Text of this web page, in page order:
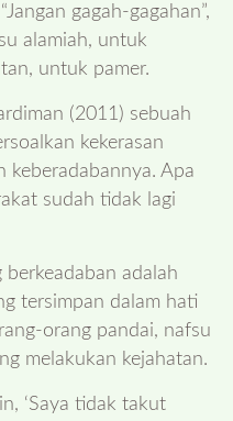
gagah-gagahan”,
alamiah, untuk
untuk pamer.
(2011) sebuah
kekerasan
keberadabannya. Apa
sudah tidak lagi
adalah
tersimpan dalam hati
orang pandai, nafsu
melakukan kejahatan.
‘Saya tidak takut